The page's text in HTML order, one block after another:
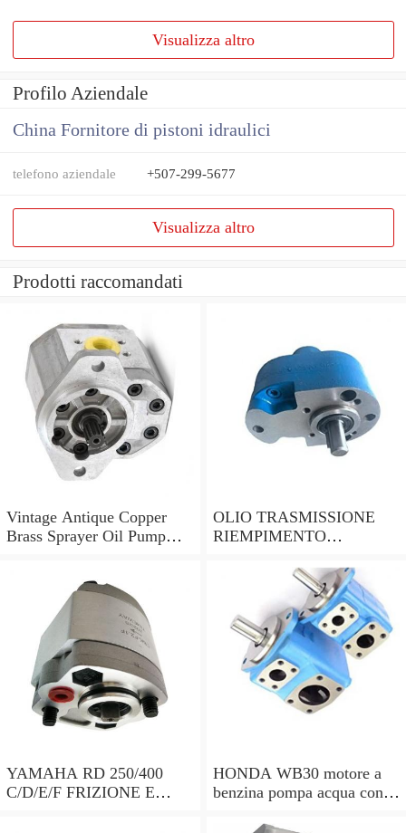
Visualizza altro
Profilo Aziendale
China Fornitore di pistoni idraulici
telefono aziendale +507-299-5677
Visualizza altro
Prodotti raccomandati
Vintage Antique Copper
Brass Sprayer Oil Pump
OLIO TRASMISSIONE
RIEMPIMENTO
pompa a mano 7 LITRI e
15 ADATTATORI DSG
YAMAHA RD 250/400
C/D/E/F FRIZIONE E
HONDA WB30 motore a
benzina pompa acqua con